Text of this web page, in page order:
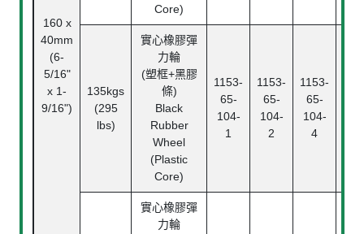
160 x
40mm
(6-
5/16"
x 1-
9/16")
Core)
135kgs
(295
lbs)
實心橡膠彈
力輪
(塑框+黑膠
條)
Black
Rubber
Wheel
(Plastic
Core)
1153-
65-
104-
1
1153-
65-
104-
2
1153-
65-
104-
4
實心橡膠彈
力輪